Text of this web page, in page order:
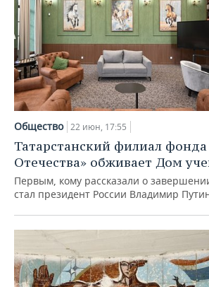
Общество 22 июн, 17:55
Татарстанский филиал
Отечества» обживает Дом
Первым, кому рассказали о
стал президент России Владимир